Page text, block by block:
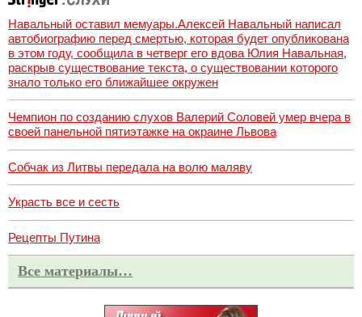
Навальный оставил мемуары.Алексей Навальный написал
автобиографию перед смертью, которая будет опубликована
в этом году, сообщила в четверг его вдова Юлия Навальная,
раскрыв существование текста, о существовании которого
знало только его ближайшее окружен
Чемпион по созданию слухов Валерий Соловей умер вчера в
своей панельной пятиэтажке на окраине Львова
Собчак из Литвы передала на волю маляву
Украсть все и сесть
Рецепты Путина
Все материалы…